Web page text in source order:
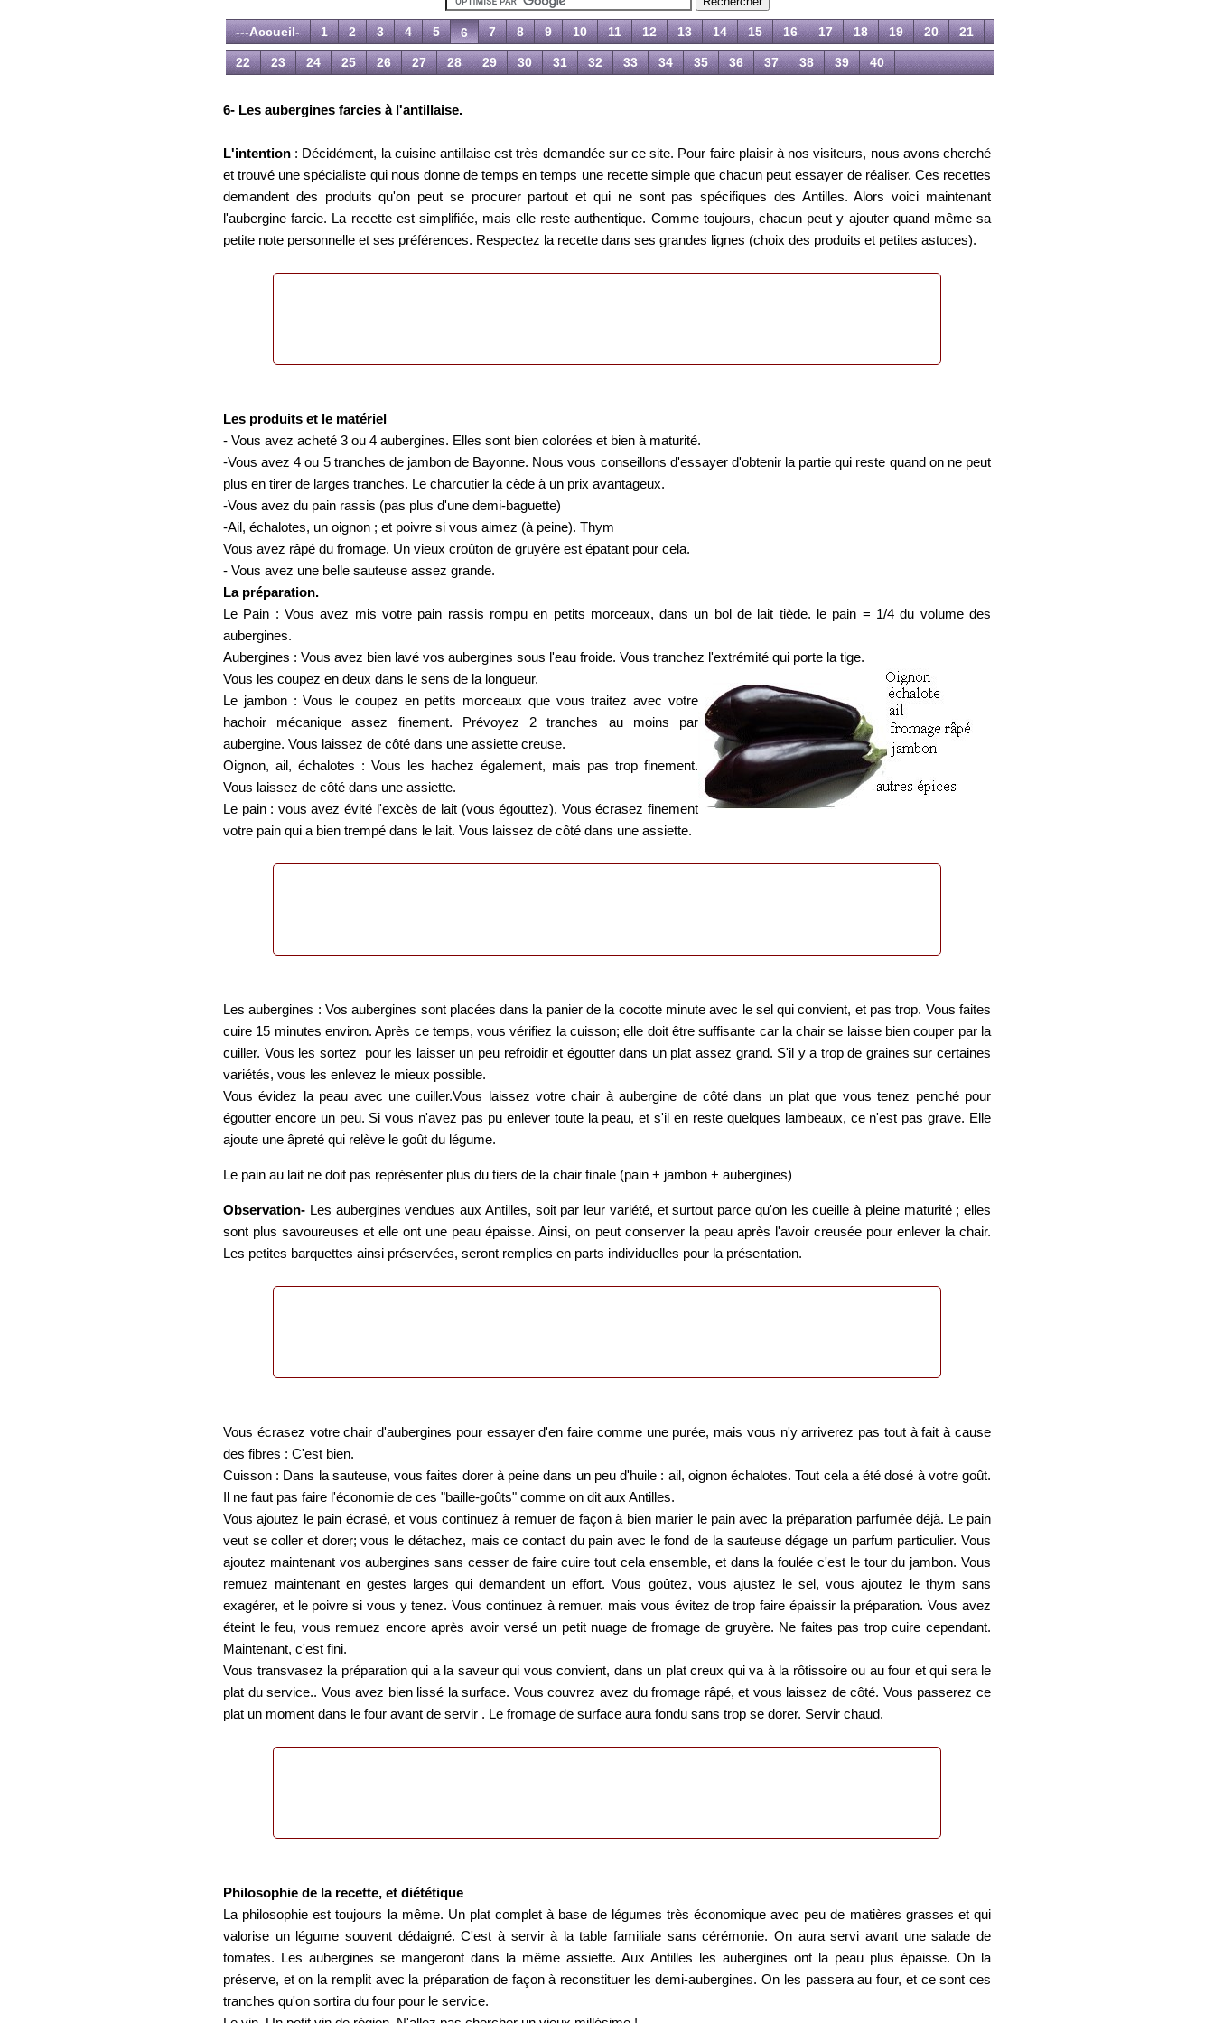
---Accueil- 1 2 3 4 5 6 7 8 9 10 11 12 13 14 15 16 17 18 19 20 21
22 23 24 25 26 27 28 29 30 31 32 33 34 35 36 37 38 39 40
6- Les aubergines farcies à l'antillaise.
L'intention : Décidément, la cuisine antillaise est très demandée sur ce site. Pour faire plaisir à nos visiteurs, nous avons cherché
et trouvé une spécialiste qui nous donne de temps en temps une recette simple que chacun peut essayer de réaliser. Ces recettes
demandent des produits qu'on peut se procurer partout et qui ne sont pas spécifiques des Antilles. Alors voici maintenant
l'aubergine farcie. La recette est simplifiée, mais elle reste authentique. Comme toujours, chacun peut y ajouter quand même sa
petite note personnelle et ses préférences. Respectez la recette dans ses grandes lignes (choix des produits et petites astuces).
Les produits et le matériel
- Vous avez acheté 3 ou 4 aubergines. Elles sont bien colorées et bien à maturité.
-Vous avez 4 ou 5 tranches de jambon de Bayonne. Nous vous conseillons d'essayer d'obtenir la partie qui reste quand on ne peut
plus en tirer de larges tranches. Le charcutier la cède à un prix avantageux.
-Vous avez du pain rassis (pas plus d'une demi-baguette)
-Ail, échalotes, un oignon ; et poivre si vous aimez (à peine). Thym
Vous avez râpé du fromage. Un vieux croûton de gruyère est épatant pour cela.
- Vous avez une belle sauteuse assez grande.
La préparation.
Le Pain : Vous avez mis votre pain rassis rompu en petits morceaux, dans un bol de lait tiède. le pain = 1/4 du volume des
aubergines.
Aubergines : Vous avez bien lavé vos aubergines sous l'eau froide. Vous tranchez l'extrémité qui porte la tige.
Vous les coupez en deux dans le sens de la longueur.
Le jambon : Vous le coupez en petits morceaux que vous traitez avec votre
hachoir mécanique assez finement. Prévoyez 2 tranches au moins par
aubergine. Vous laissez de côté dans une assiette creuse.
Oignon, ail, échalotes : Vous les hachez également, mais pas trop finement.
Vous laissez de côté dans une assiette.
Le pain : vous avez évité l'excès de lait (vous égouttez). Vous écrasez finement
votre pain qui a bien trempé dans le lait. Vous laissez de côté dans une assiette.
Les aubergines : Vos aubergines sont placées dans la panier de la cocotte minute avec le sel qui convient, et pas trop. Vous faites
cuire 15 minutes environ. Après ce temps, vous vérifiez la cuisson; elle doit être suffisante car la chair se laisse bien couper par la
cuiller. Vous les sortez pour les laisser un peu refroidir et égoutter dans un plat assez grand. S'il y a trop de graines sur certaines
variétés, vous les enlevez le mieux possible.
Vous évidez la peau avec une cuiller.Vous laissez votre chair à aubergine de côté dans un plat que vous tenez penché pour
égoutter encore un peu. Si vous n'avez pas pu enlever toute la peau, et s'il en reste quelques lambeaux, ce n'est pas grave. Elle
ajoute une âpreté qui relève le goût du légume.
Le pain au lait ne doit pas représenter plus du tiers de la chair finale (pain + jambon + aubergines)
Observation- Les aubergines vendues aux Antilles, soit par leur variété, et surtout parce qu'on les cueille à pleine maturité ; elles
sont plus savoureuses et elle ont une peau épaisse. Ainsi, on peut conserver la peau après l'avoir creusée pour enlever la chair.
Les petites barquettes ainsi préservées, seront remplies en parts individuelles pour la présentation.
Vous écrasez votre chair d'aubergines pour essayer d'en faire comme une purée, mais vous n'y arriverez pas tout à fait à cause
des fibres : C'est bien.
Cuisson : Dans la sauteuse, vous faites dorer à peine dans un peu d'huile : ail, oignon échalotes. Tout cela a été dosé à votre goût.
Il ne faut pas faire l'économie de ces "baille-goûts" comme on dit aux Antilles.
Vous ajoutez le pain écrasé, et vous continuez à remuer de façon à bien marier le pain avec la préparation parfumée déjà. Le pain
veut se coller et dorer; vous le détachez, mais ce contact du pain avec le fond de la sauteuse dégage un parfum particulier. Vous
ajoutez maintenant vos aubergines sans cesser de faire cuire tout cela ensemble, et dans la foulée c'est le tour du jambon. Vous
remuez maintenant en gestes larges qui demandent un effort. Vous goûtez, vous ajustez le sel, vous ajoutez le thym sans
exagérer, et le poivre si vous y tenez. Vous continuez à remuer. mais vous évitez de trop faire épaissir la préparation. Vous avez
éteint le feu, vous remuez encore après avoir versé un petit nuage de fromage de gruyère. Ne faites pas trop cuire cependant.
Maintenant, c'est fini.
Vous transvasez la préparation qui a la saveur qui vous convient, dans un plat creux qui va à la rôtissoire ou au four et qui sera le
plat du service.. Vous avez bien lissé la surface. Vous couvrez avez du fromage râpé, et vous laissez de côté. Vous passerez ce
plat un moment dans le four avant de servir . Le fromage de surface aura fondu sans trop se dorer. Servir chaud.
Philosophie de la recette, et diététique
La philosophie est toujours la même. Un plat complet à base de légumes très économique avec peu de matières grasses et qui
valorise un légume souvent dédaigné. C'est à servir à la table familiale sans cérémonie. On aura servi avant une salade de
tomates. Les aubergines se mangeront dans la même assiette. Aux Antilles les aubergines ont la peau plus épaisse. On la
préserve, et on la remplit avec la préparation de façon à reconstituer les demi-aubergines. On les passera au four, et ce sont ces
tranches qu'on sortira du four pour le service.